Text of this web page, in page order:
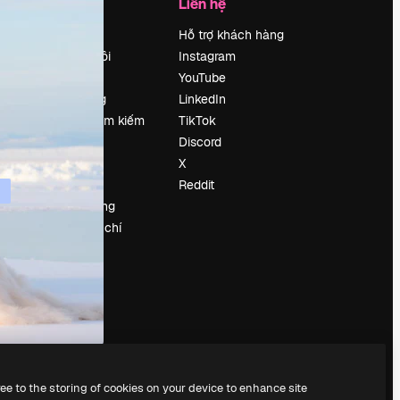
Về chúng tôi
Tuyển dụng
Xu hướng tìm kiếm
Sự kiện
Slidesgo
Bán nội dung
Phòng báo chí
Hỗ trợ khách hàng
Instagram
YouTube
LinkedIn
TikTok
Discord
X
Reddit
to the storing of cookies on your device to enhance site